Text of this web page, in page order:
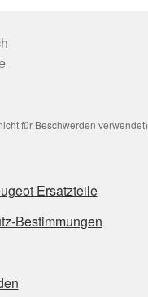
für Beschwerden verwendet)
Ersatzteile
Bestimmungen